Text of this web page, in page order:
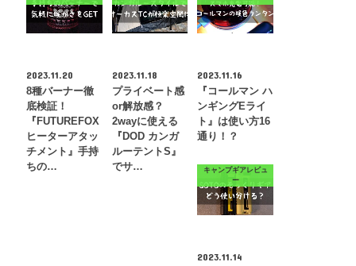
2023.11.20
8種バーナー徹
底検証！
『FUTUREFOX
ヒーターアタッ
チメント』手持
ちの…
2023.11.18
プライベート感
or解放感？
2wayに使える
『DOD カンガ
ルーテントS』
でサ…
2023.11.16
『コールマン ハ
ンギングEライ
ト』は使い方16
通り！？
キャンプギアレビュ
ー
2023.11.14